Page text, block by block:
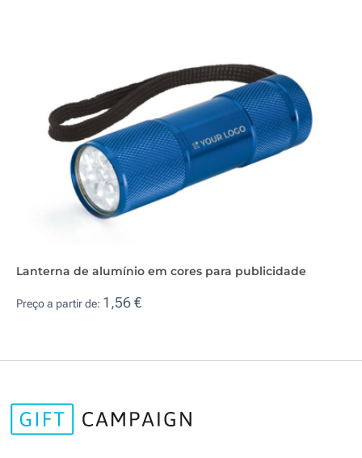
Lanterna de alumínio em cores para publicidade
Preço a partir de: 1,56 €